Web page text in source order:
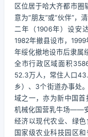
区位居于哈大齐都市圈
意为“朋友”或“伙伴”，
二年（1906年）设安
1982年撤县设市，
年绥化撤地设市后隶属
全市行政区域面积
52.3万人，常住人口
乡）、3个街道办事处
域之一，亦为新中国
机械化国营乳牛场——
经济以现代农业、绿
国家级农业科技园区